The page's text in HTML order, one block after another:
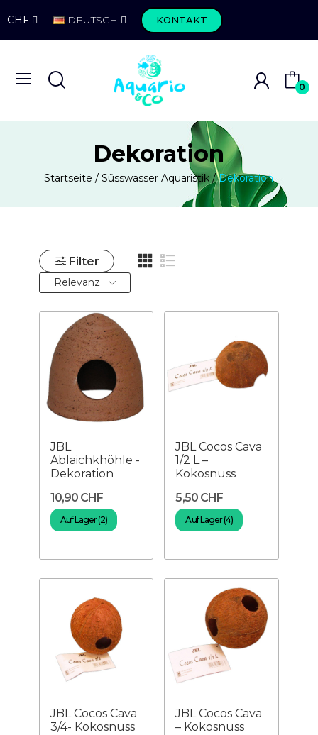
CHF DEUTSCH KONTAKT
0
Dekoration
Startseite Süsswasser Aquaristik Dekoration
Filter
Relevanz
JBL
Ablaichkhöhle -
Dekoration
10,90 CHF
Auf Lager (2)
JBL Cocos Cava
1/2 L –
Kokosnuss
5,50 CHF
Auf Lager (4)
JBL Cocos Cava
3/4- Kokosnuss
JBL Cocos Cava
– Kokosnuss